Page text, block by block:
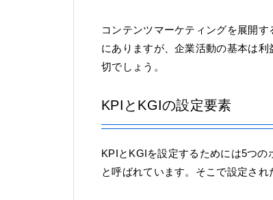
コンテンツマーケティングを展開
にありますが、企業活動の基本は
切でしょう。
KPIとKGIの設定要素
KPIとKGIを設定するためには5つの
と呼ばれています。そこで設定さ